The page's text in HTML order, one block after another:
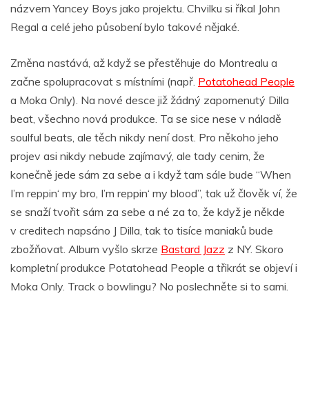
názvem Yancey Boys jako projektu. Chvilku si říkal John
Regal a celé jeho působení bylo takové nějaké.
Změna nastává, až když se přestěhuje do Montrealu a
začne spolupracovat s místními (např. Potatohead People
a Moka Only). Na nové desce již žádný zapomenutý Dilla
beat, všechno nová produkce. Ta se sice nese v náladě
soulful beats, ale těch nikdy není dost. Pro někoho jeho
projev asi nikdy nebude zajímavý, ale tady cenim, že
konečně jede sám za sebe a i když tam sále bude “When
I’m reppin‘ my bro, I’m reppin‘ my blood”, tak už člověk ví, že
se snaží tvořit sám za sebe a né za to, že když je někde
v creditech napsáno J Dilla, tak to tisíce maniaků bude
zbožňovat. Album vyšlo skrze Bastard Jazz z NY. Skoro
kompletní produkce Potatohead People a třikrát se objeví i
Moka Only. Track o bowlingu? No poslechněte si to sami.